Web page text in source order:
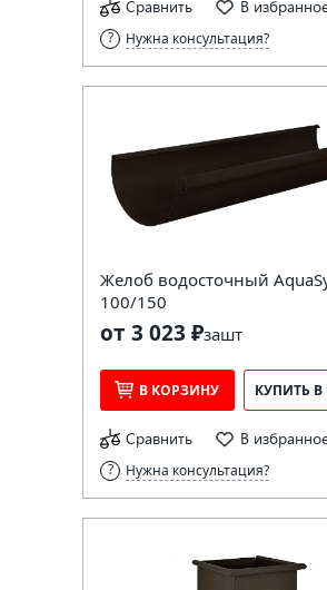
Сравнить В
Нужна консультация?
Желоб водосточный
100/150
от 3 023 ₽зашт
В КОРЗИНУ КУПИТЬ В
Сравнить В
Нужна консультация?